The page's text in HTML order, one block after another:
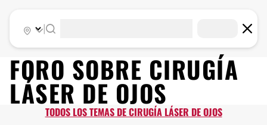
|
FORO SOBRE CIRUGÍA
LÁSER DE OJOS
TODOS LOS TEMAS DE CIRUGÍA LÁSER DE OJOS